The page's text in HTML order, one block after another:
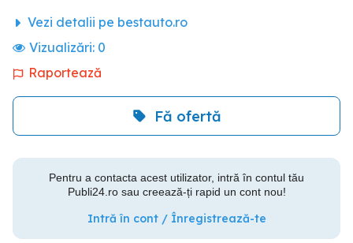
Vezi detalii pe bestauto.ro
Vizualizări: 0
Raportează
Fă ofertă
Pentru a contacta acest utilizator, intră în contul tău
Publi24.ro sau creează-ți rapid un cont nou!
Intră în cont / Înregistrează-te